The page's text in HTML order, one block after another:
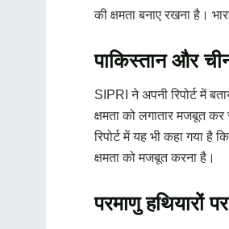
की क्षमता बनाए रखना है।
पाकिस्तान और
SIPRI ने अपनी रिपोर्ट में
क्षमता को लगातार मजबूत कर
रिपोर्ट में यह भी कहा गया
क्षमता को मजबूत करना है।
परमाणु हथियारों